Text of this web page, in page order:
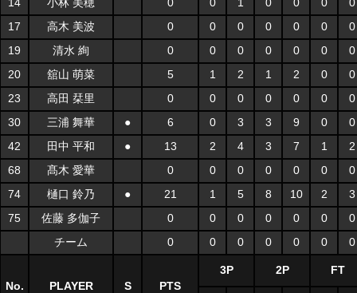
14 小林 美穂 0 0 1 0 0 0
0
17
高木 美波 0 0 0 0 0 0
0
19
清水 絢 0 0 0 0 0 0
0
20
舘山 萌菜 5 1 2 1 2 0
0
23
高田 栞里 0 0 0 0 0 0
0
30
三浦 舞華 ● 6 0 3 3 9 0
0
42
田中 平和 ● 13 2 4 3 7 1
2
68
髙木 愛華 0 0 0 0 0 0
0
74
樋口 鈴乃 ● 21 1 5 8 10 2
3
75
佐藤 多伽子 0 0 0 0 0 0
0
チーム
0 0 0 0 0 0 0
No. PLAYER S PTS
3P 2P FT